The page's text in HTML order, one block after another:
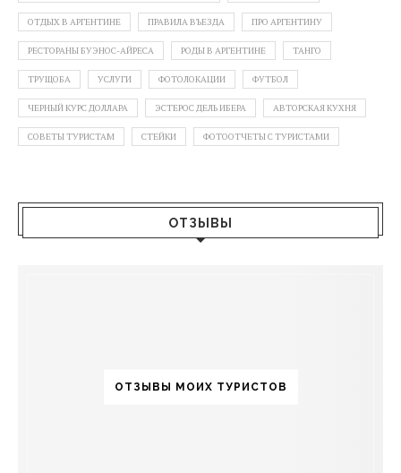
ОТДЫХ В АРГЕНТИНЕ ПРАВИЛА ВЪЕЗДА ПРО АРГЕНТИНУ
РЕСТОРАНЫ БУЭНОС-АЙРЕСА РОДЫ В АРГЕНТИНЕ ТАНГО
ТРУЩОБА УСЛУГИ ФОТОЛОКАЦИИ ФУТБОЛ
ЧЕРНЫЙ КУРС ДОЛЛАРА ЭСТЕРОС ДЕЛЬ ИБЕРА АВТОРСКАЯ КУХНЯ
СОВЕТЫ ТУРИСТАМ СТЕЙКИ ФОТООТЧЕТЫ С ТУРИСТАМИ
ОТЗЫВЫ
ОТЗЫВЫ МОИХ ТУРИСТОВ